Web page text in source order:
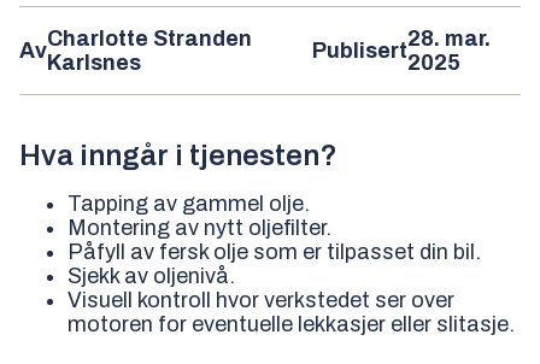
AvCharlotte Stranden
Karlsnes
Publisert28. mar.
2025
Hva inngår i tjenesten?
Tapping av gammel olje.
Montering av nytt oljefilter.
Påfyll av fersk olje som er tilpasset din bil.
Sjekk av oljenivå.
Visuell kontroll hvor verkstedet ser over
motoren for eventuelle lekkasjer eller slitasje.